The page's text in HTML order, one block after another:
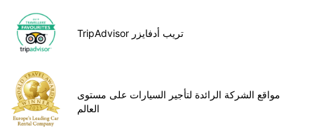
TripAdvisor تريب أدفايزر
مواقع الشركة الرائدة لتأجير السيارات على مستوى
العالم